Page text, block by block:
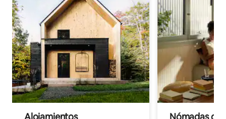
Alojamientos
Nómadas